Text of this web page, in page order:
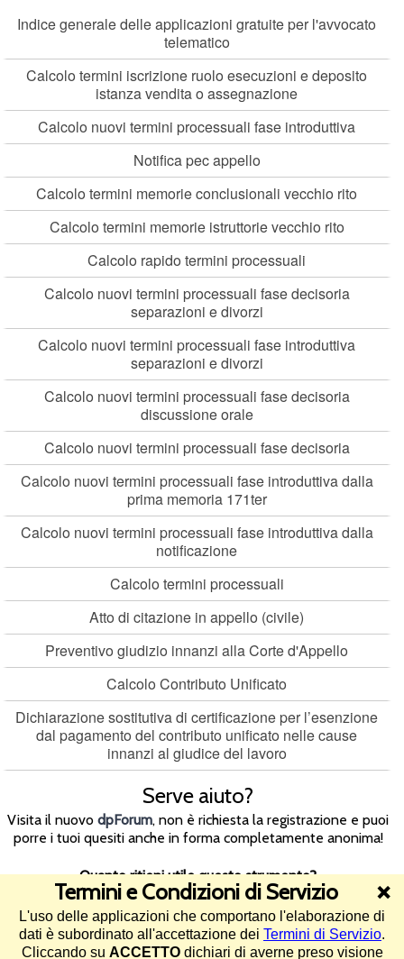
Indice generale delle applicazioni gratuite per l'avvocato
telematico
Calcolo termini iscrizione ruolo esecuzioni e deposito
istanza vendita o assegnazione
Calcolo nuovi termini processuali fase introduttiva
Notifica pec appello
Calcolo termini memorie conclusionali vecchio rito
Calcolo termini memorie istruttorie vecchio rito
Calcolo rapido termini processuali
Calcolo nuovi termini processuali fase decisoria
separazioni e divorzi
Calcolo nuovi termini processuali fase introduttiva
separazioni e divorzi
Calcolo nuovi termini processuali fase decisoria
discussione orale
Calcolo nuovi termini processuali fase decisoria
Calcolo nuovi termini processuali fase introduttiva dalla
prima memoria 171ter
Calcolo nuovi termini processuali fase introduttiva dalla
notificazione
Calcolo termini processuali
Atto di citazione in appello (civile)
Preventivo giudizio innanzi alla Corte d'Appello
Calcolo Contributo Unificato
Dichiarazione sostitutiva di certificazione per l’esenzione
dal pagamento del contributo unificato nelle cause
innanzi al giudice del lavoro
Serve aiuto?
Visita il nuovodpForum, non è richiesta la registrazione e puoi
porre i tuoi quesiti anche in forma completamente anonima!
Quanto ritieni utile questo strumento?
4.5/5 (213 voti)
Termini e Condizioni di Servizio ❌
L'uso delle applicazioni che comportano l'elaborazione di
dati è subordinato all'accettazione dei Termini di Servizio.
Cliccando su ACCETTOdichiari di averne preso visione